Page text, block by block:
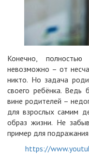
Конечно, полностью
невозможно – от
никто. Но задача
своего ребёнка. Ведь
вине родителей –
для взрослых самим
образ жизни. Не
пример для
https://